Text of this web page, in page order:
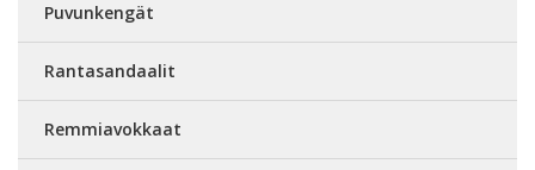
Puvunkengät
Rantasandaalit
Remmiavokkaat